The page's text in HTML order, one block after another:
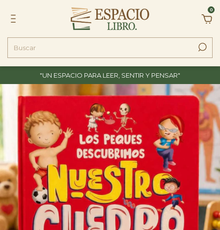
0
"UN ESPACIO PARA LEER, SENTIR Y PENSAR"